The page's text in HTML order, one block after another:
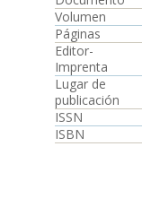
Volumen
Páginas
Editor-
Imprenta
Lugar de
publicación
ISSN
ISBN